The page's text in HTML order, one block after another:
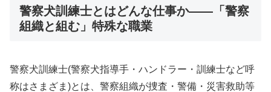
警察犬訓練士とはどんな仕事か——「警察
組織と組む」特殊な職業
警察犬訓練士(警察犬指導手・ハンドラー・訓練士など呼
称はさまざま)とは、警察組織が捜査・警備・災害救助等